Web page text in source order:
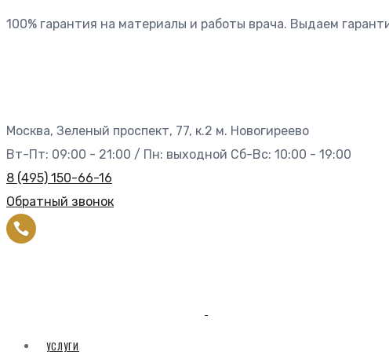
100% гарантия на материалы и работы врача. Выдаем
Москва, Зеленый проспект, 77, к.2 м. Новогиреево
Вт-Пт: 09:00 - 21:00 / Пн: выходной Сб-Вс: 10:00 - 19:00
8 (495) 150-66-16
Обратный звонок
УСЛУГИ